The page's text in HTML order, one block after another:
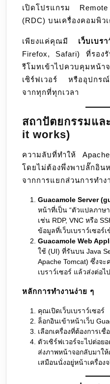
เปิดโปรแกรม
(RDC) บนเครื่องคอมพิว
เพียงแค่คุณมี เว็บเบร
Firefox, Safari) ที่รอง
รีโมทเข้าไปควบคุมหน้า
เซิร์ฟเวอร์ หรืออุปกรณ์
จากทุกที่ทุกเวลา
สถาปัตยกรรมแล
it works)
ความลับที่ทำให้
โดยไม่ต้องพึ่งพาปลั๊กอิ
จากการแยกส่วนการทำ
Guacamole Server
หน้าที่เป็น “ตัวแปลภาษ
เช่น RDP, VNC หรือ
ข้อมูลที่เว็บเบราว์เซอร์เ
Guacamole Web
ใช้ (UI) ที่รันบน Java
Apache Tomcat) ซึ่งจ
เบราว์เซอร์ แล้วส่งต่อไ
หลักการทำงานง่าย ๆ
คุณเปิดเว็บเบราว์เซอร์
ล็อกอินเข้าหน้าเว็บ
เลือกเครื่องที่ต้องการเชื่
ตัวเซิร์ฟเวอร์จะไปต่อย
ส่งภาพหน้าจอกลับมาใ
เสมือนนั่งอยู่หน้าเครื่องจ